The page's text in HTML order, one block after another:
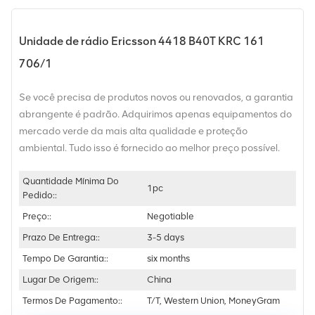
Unidade de rádio Ericsson 4418 B40T KRC 161
706/1
Se você precisa de produtos novos ou renovados, a garantia
abrangente é padrão. Adquirimos apenas equipamentos do
mercado verde da mais alta qualidade e proteção
ambiental. Tudo isso é fornecido ao melhor preço possível.
Quantidade Mínima Do
Pedido::
1pc
Preço::
Negotiable
Prazo De Entrega::
3-5 days
Tempo De Garantia::
six months
Lugar De Origem::
China
Termos De Pagamento::
T/T, Western Union, MoneyGram